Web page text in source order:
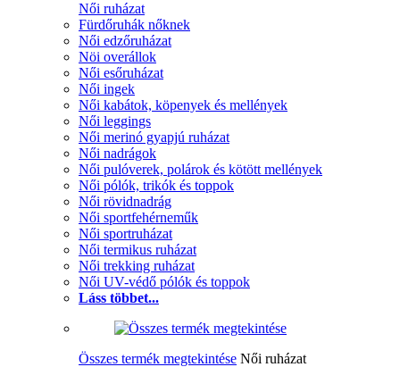
Női ruházat
Fürdőruhák nőknek
Női edzőruházat
Nöi overállok
Női esőruházat
Női ingek
Női kabátok, köpenyek és mellények
Női leggings
Női merinó gyapjú ruházat
Női nadrágok
Női pulóverek, polárok és kötött mellények
Női pólók, trikók és toppok
Női rövidnadrág
Női sportfehérneműk
Női sportruházat
Női termikus ruházat
Női trekking ruházat
Női UV-védő pólók és toppok
Láss többet...
Összes termék megtekintése Női ruházat